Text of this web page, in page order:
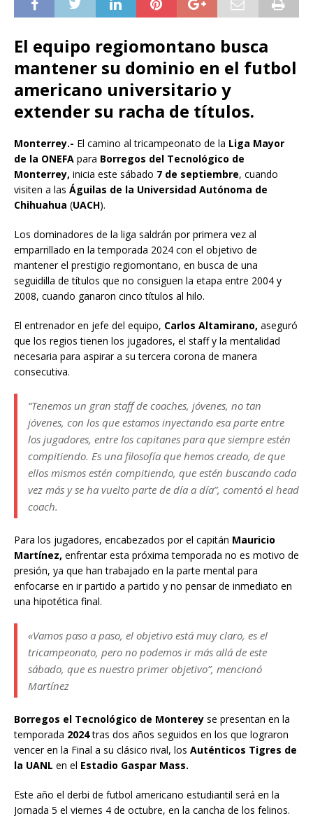
El equipo regiomontano busca
mantener su dominio en el futbol
americano universitario y
extender su racha de títulos.
Monterrey.- El camino al tricampeonato de la Liga Mayor
de la ONEFA para Borregos del Tecnológico de
Monterrey, inicia este sábado 7 de septiembre, cuando
visiten a las Águilas de la Universidad Autónoma de
Chihuahua (UACH).
Los dominadores de la liga saldrán por primera vez al
emparrillado en la temporada 2024 con el objetivo de
mantener el prestigio regiomontano, en busca de una
seguidilla de títulos que no consiguen la etapa entre 2004 y
2008, cuando ganaron cinco títulos al hilo.
El entrenador en jefe del equipo, Carlos Altamirano, aseguró
que los regios tienen los jugadores, el staff y la mentalidad
necesaria para aspirar a su tercera corona de manera
consecutiva.
“Tenemos un gran staff de coaches, jóvenes, no tan
jóvenes, con los que estamos inyectando esa parte entre
los jugadores, entre los capitanes para que siempre estén
compitiendo. Es una filosofía que hemos creado, de que
ellos mismos estén compitiendo, que estén buscando cada
vez más y se ha vuelto parte de día a día”, comentó el head
coach.
Para los jugadores, encabezados por el capitán Mauricio
Martínez, enfrentar esta próxima temporada no es motivo de
presión, ya que han trabajado en la parte mental para
enfocarse en ir partido a partido y no pensar de inmediato en
una hipotética final.
«Vamos paso a paso, el objetivo está muy claro, es el
tricampeonato, pero no podemos ir más allá de este
sábado, que es nuestro primer objetivo”, mencionó
Martínez
Borregos el Tecnológico de Monterey se presentan en la
temporada 2024tras dos años seguidos en los que lograron
vencer en la Final a su clásico rival, los Auténticos Tigres de
la UANL en el Estadio Gaspar Mass.
Este año el derbi de futbol americano estudiantil será en la
Jornada 5 el viernes 4 de octubre, en la cancha de los felinos.